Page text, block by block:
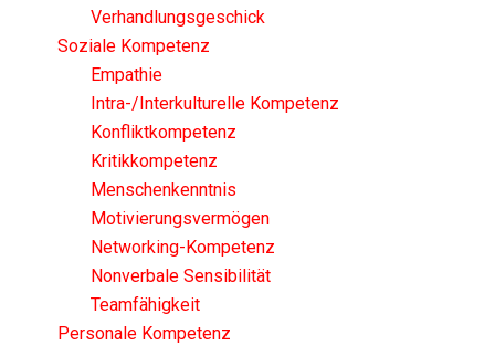
Verhandlungsgeschick
Soziale Kompetenz
Empathie
Intra-/Interkulturelle Kompetenz
Konfliktkompetenz
Kritikkompetenz
Menschenkenntnis
Motivierungsvermögen
Networking-Kompetenz
Nonverbale Sensibilität
Teamfähigkeit
Personale Kompetenz